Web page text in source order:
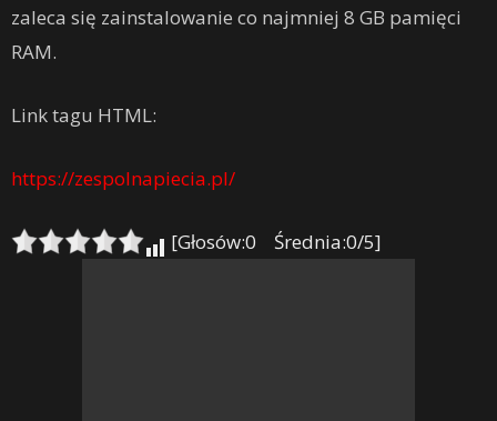
zaleca się zainstalowanie co najmniej 8 GB pamięci
RAM.
Link tagu HTML:
https://zespolnapiecia.pl/
[Głosów:0 Średnia:0/5]